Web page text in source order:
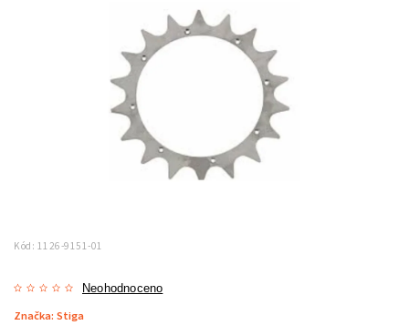
Kód: 1126-9151-01
Neohodnoceno
Značka: Stiga